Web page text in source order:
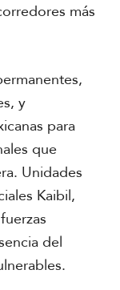
más
y
para
que
Unidades
Kaibil,
del